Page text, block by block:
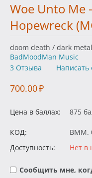
Woe Unto Me
Hopewreck
doom death / dark
BadMoodMan Music
3 Отзыва
Написать
700.00₽
Цена в баллах: 875
КОД:
BMM.
Доступность:
Нет в
Сообщить мне,